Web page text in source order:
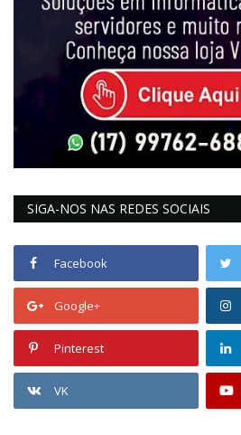
SIGA-NOS NAS REDES SOCIAIS
Facebook
Google+
Pinterest
VK